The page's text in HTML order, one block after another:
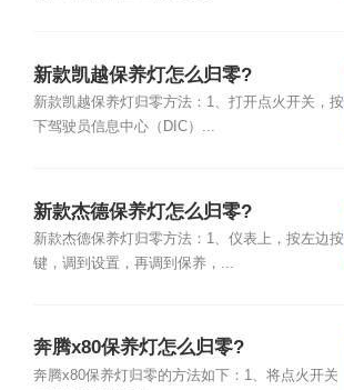
新款凯越保养灯怎么归零?
新款凯越保养灯归零方法：1、打开点火开关，按
下驾驶员信息中心（DIC）...
新款杰德保养灯怎么归零?
新款杰德保养灯归零方法：1、仪表上，按左边按
键，调到设置，再调到保养，...
奔腾x80保养灯怎么归零?
奔腾x80保养灯归零的方法如下：1、将点火开关